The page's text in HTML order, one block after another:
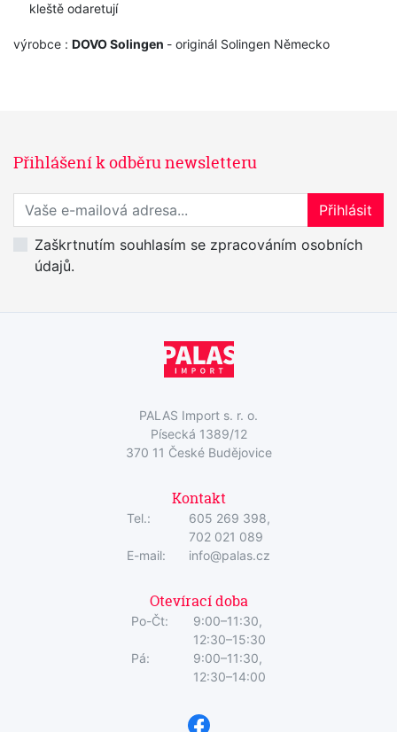
kleště odaretují
výrobce : DOVO Solingen - originál Solingen Německo
Přihlášení k odběru newsletteru
Přihlaste se k odběru novinek
Přihlásit
Zaškrtnutím souhlasím se zpracováním osobních
údajů.
PALAS Import s. r. o.
Písecká 1389/12
370 11 České Budějovice
Kontakt
Tel.:
605 269 398,
702 021 089
E-mail:
info@palas.cz
Otevírací doba
Po-Čt:
9:00–11:30,
12:30–15:30
Pá:
9:00–11:30,
12:30–14:00